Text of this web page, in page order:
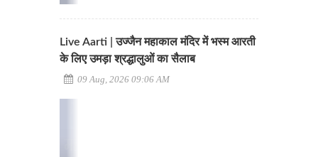
Live Aarti | उज्जैन महाकाल मंदिर में भस्म आरती
के लिए उमड़ा श्रद्धालुओं का सैलाब
09 Aug, 2026 09:06 AM